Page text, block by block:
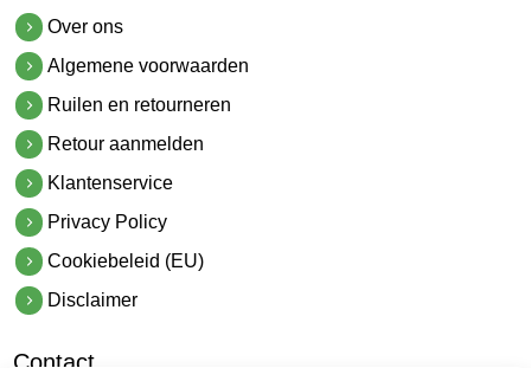
Over ons
Algemene voorwaarden
Ruilen en retourneren
Retour aanmelden
Klantenservice
Privacy Policy
Cookiebeleid (EU)
Disclaimer
Contact